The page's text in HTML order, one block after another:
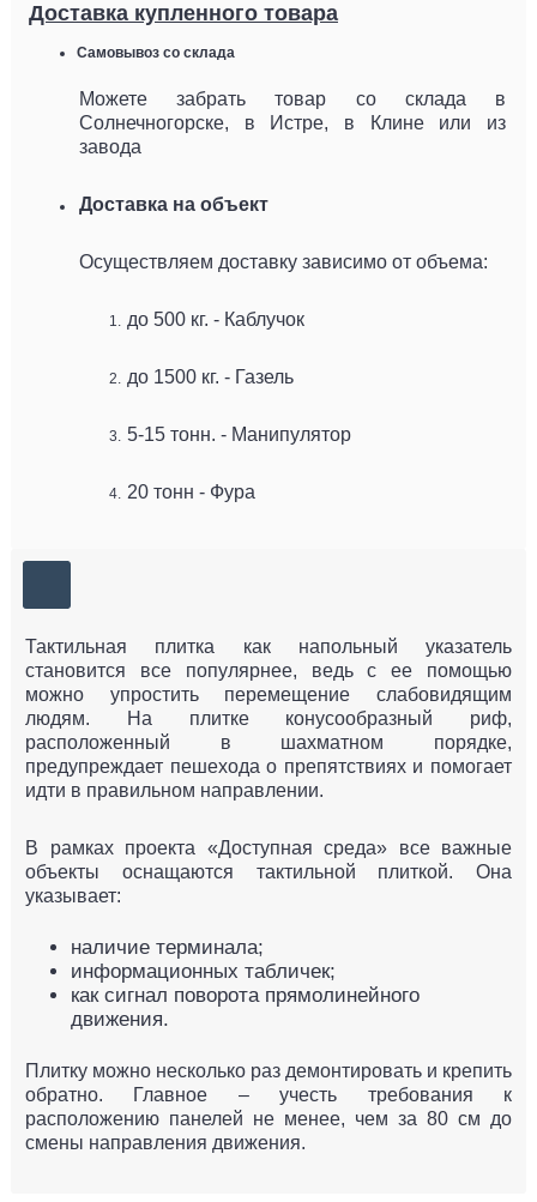
Доставка купленного товара
Самовывоз со склада
Можете забрать товар со склада в
Солнечногорске, в Истре, в Клине или из
завода
Доставка на объект
Осуществляем доставку зависимо от объема:
до 500 кг. - Каблучок
до 1500 кг. - Газель
5-15 тонн. - Манипулятор
20 тонн - Фура
Тактильная плитка как напольный указатель
становится все популярнее, ведь с ее помощью
можно упростить перемещение слабовидящим
людям. На плитке конусообразный риф,
расположенный в шахматном порядке,
предупреждает пешехода о препятствиях и помогает
идти в правильном направлении.
В рамках проекта «Доступная среда» все важные
объекты оснащаются тактильной плиткой. Она
указывает:
наличие терминала;
информационных табличек;
как сигнал поворота прямолинейного
движения.
Плитку можно несколько раз демонтировать и крепить
обратно. Главное – учесть требования к
расположению панелей не менее, чем за 80 см до
смены направления движения.